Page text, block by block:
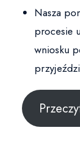
Nasza
procesie
wniosku